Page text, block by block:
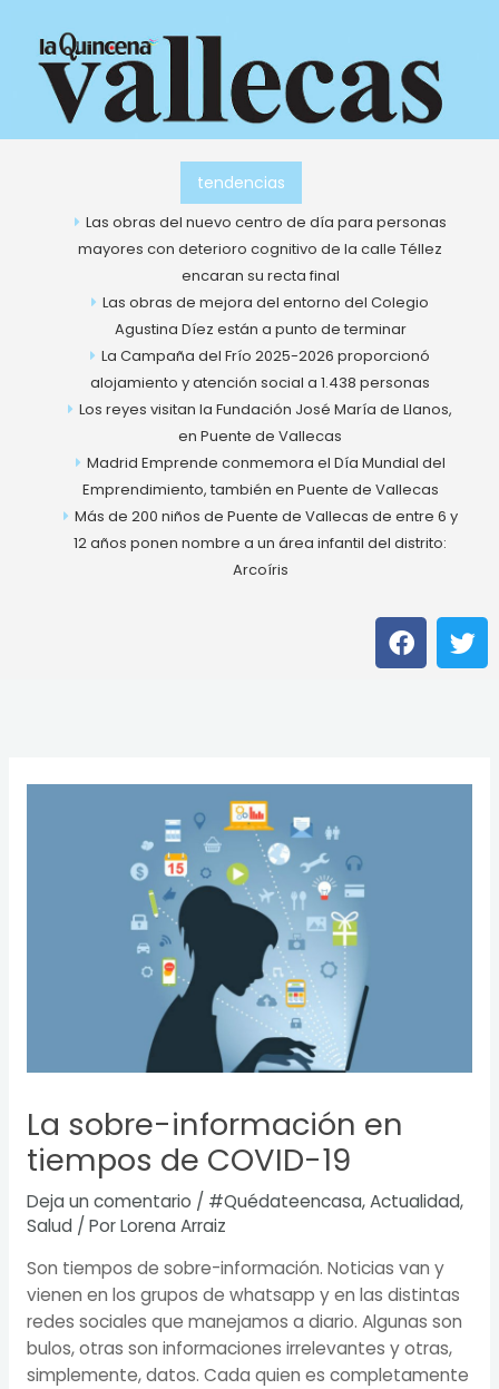
contenido
tendencias
Las obras del nuevo centro de día para personas
mayores con deterioro cognitivo de la calle Téllez
encaran su recta final
Las obras de mejora del entorno del Colegio
Agustina Díez están a punto de terminar
La Campaña del Frío 2025-2026 proporcionó
alojamiento y atención social a 1.438 personas
Los reyes visitan la Fundación José María de Llanos,
en Puente de Vallecas
Madrid Emprende conmemora el Día Mundial del
Emprendimiento, también en Puente de Vallecas
Más de 200 niños de Puente de Vallecas de entre 6 y
12 años ponen nombre a un área infantil del distrito:
Arcoíris
F
a
c
o
T
w
i
r
La sobre-información en
tiempos de COVID-19
Deja un comentario / #Quédateencasa,Actualidad,
Salud / PorLorena Arraiz
Son tiempos de sobre-información. Noticias van y
vienen en los grupos de whatsapp y en las distintas
redes sociales que manejamos a diario. Algunas son
bulos, otras son informaciones irrelevantes y otras,
simplemente, datos. Cada quien es completamente